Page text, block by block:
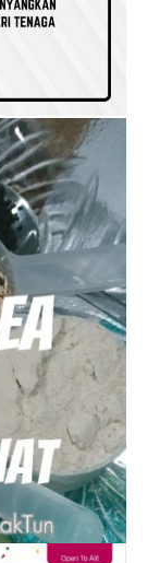
B40
PASTI